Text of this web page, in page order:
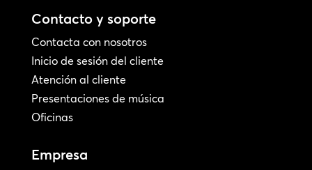
Contacto y soporte
Contacta con nosotros
Inicio de sesión del cliente
Atención al cliente
Presentaciones de música
Oficinas
Empresa